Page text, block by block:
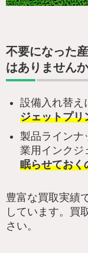
不要になった
はありません
設備入れ替え
ジェットプリ
製品ラインナ
業用インクジ
眠らせておく
豊富な買取実績
しています。買
さい。